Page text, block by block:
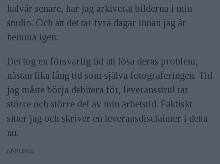
halvår senare, har jag arkiverat bilderna i min
studio. Och att det tar fyra dagar innan jag är
hemma igen.
Det tog en försvarlig tid att lösa deras problem,
nästan lika lång tid som själva fotograferingen. Tid
jag måste börja debitera för, leveransstrul tar
större och större del av min arbetstid. Faktiskt
sitter jag och skriver en leveransdisclaimer i detta
nu.
ANNONS